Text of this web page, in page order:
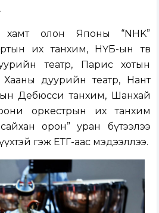
хамт олон Японы “NHK”
их танхим, НҮБ-ын төв
театр, Парис хотын
дуурийн театр, Нант
Дебюсси танхим, Шанхай
оркестрын их танхим
орон” уран бүтээлээ
гэж ЕТГ-аас мэдээллээ.